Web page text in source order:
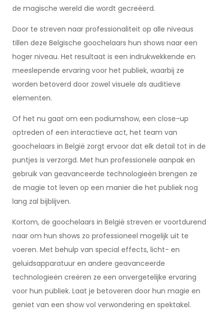
de magische wereld die wordt gecreëerd.
Door te streven naar professionaliteit op alle niveaus
tillen deze Belgische goochelaars hun shows naar een
hoger niveau. Het resultaat is een indrukwekkende en
meeslepende ervaring voor het publiek, waarbij ze
worden betoverd door zowel visuele als auditieve
elementen.
Of het nu gaat om een podiumshow, een close-up
optreden of een interactieve act, het team van
goochelaars in België zorgt ervoor dat elk detail tot in de
puntjes is verzorgd. Met hun professionele aanpak en
gebruik van geavanceerde technologieën brengen ze
de magie tot leven op een manier die het publiek nog
lang zal bijblijven.
Kortom, de goochelaars in België streven er voortdurend
naar om hun shows zo professioneel mogelijk uit te
voeren. Met behulp van special effects, licht- en
geluidsapparatuur en andere geavanceerde
technologieën creëren ze een onvergetelijke ervaring
voor hun publiek. Laat je betoveren door hun magie en
geniet van een show vol verwondering en spektakel.